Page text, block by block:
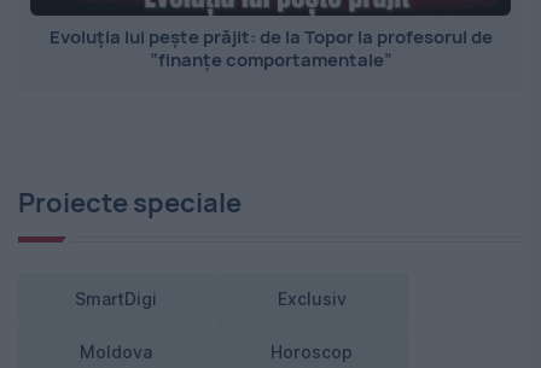
Evoluția lui pește prăjit: de la Topor la profesorul de
”finanțe comportamentale”
Proiecte speciale
SmartDigi Exclusiv
Moldova Horoscop